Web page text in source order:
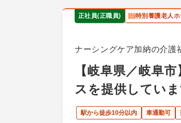
正社員(正職員) 特別養護老人ホ
ナーシングケア加納の介護
【岐阜県／岐阜
スを提供していま
駅から徒歩10分以内 車通勤可